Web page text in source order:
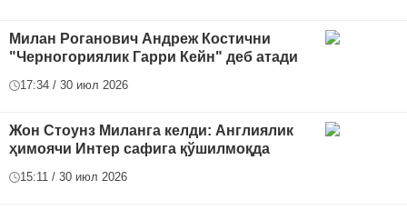
Милан Роганович Андреж Костични
"Черногориялик Гарри Кейн" деб атади
17:34 / 30 июл 2026
Жон Стоунз Миланга келди: Англиялик
ҳимоячи Интер сафига қўшилмоқда
15:11 / 30 июл 2026